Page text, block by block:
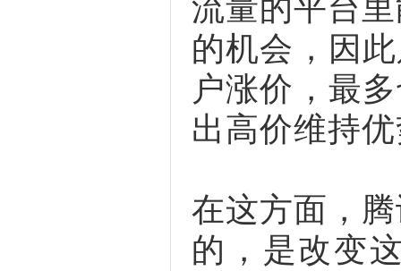
流量的平台
的机会，因
户涨价，最
出高价维持
在这方面，
的，是改变